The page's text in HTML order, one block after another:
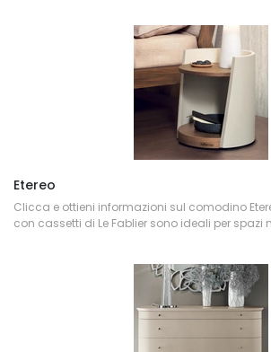
Etereo
Clicca e ottieni informazioni sul comodino
con cassetti di Le Fablier sono ideali per spazi